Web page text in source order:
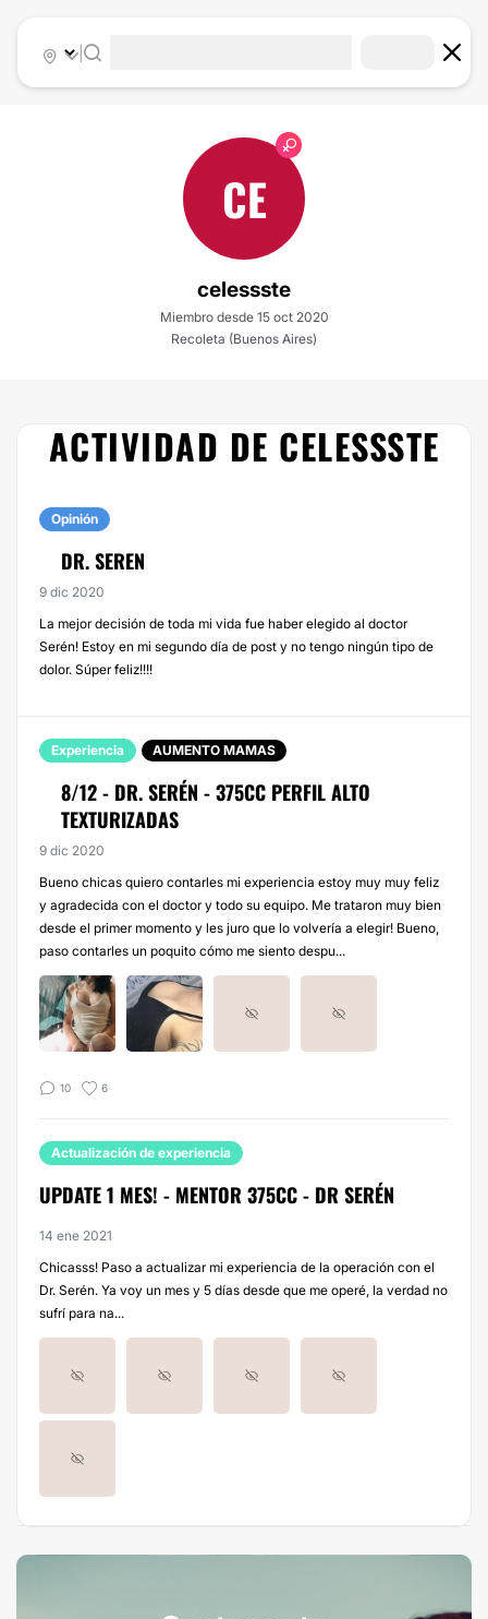
|
CE
celessste
Miembro desde 15 oct 2020
Recoleta (Buenos Aires)
ACTIVIDAD DE CELESSSTE
Opinión
DR. SEREN
9 dic 2020
La mejor decisión de toda mi vida fue haber elegido al doctor
Serén! Estoy en mi segundo día de post y no tengo ningún tipo de
dolor. Súper feliz!!!!
Experiencia AUMENTO MAMAS
8/12 - DR. SERÉN - 375CC PERFIL ALTO
TEXTURIZADAS
9 dic 2020
Bueno chicas quiero contarles mi experiencia estoy muy muy feliz
y agradecida con el doctor y todo su equipo. Me trataron muy bien
desde el primer momento y les juro que lo volvería a elegir! Bueno,
paso contarles un poquito cómo me siento despu...
10 6
Actualización de experiencia
UPDATE 1 MES! - MENTOR 375CC - DR SERÉN
14 ene 2021
Chicasss! Paso a actualizar mi experiencia de la operación con el
Dr. Serén. Ya voy un mes y 5 días desde que me operé, la verdad no
sufrí para na...